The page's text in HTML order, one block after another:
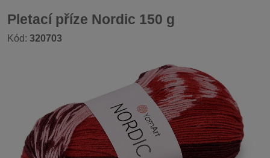
Pletací příze Nordic 150 g
Kód: 320703